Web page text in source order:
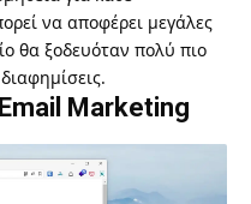
να αποφέρει μεγάλες
θα ξοδευόταν πολύ πιο
Marketing